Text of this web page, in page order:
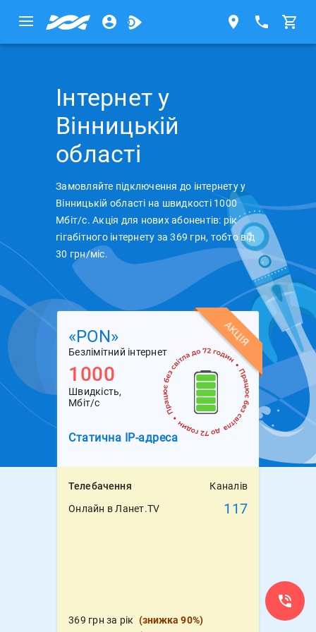
Інтернет у
Вінницькій
області
Замовляйте підключення до інтернету у
Вінницькій області на швидкості 1000
Мбіт/с. Акція для нових абонентів: рік
гігабітного інтернету за 369 грн, тобто від
30 грн/міс.
АКЦІЯ
«PON»
Безлімітний інтернет
1000
Швидкість,
Мбіт/с
Статична IP-адреса
Телебачення
Каналів
Онлайн в Ланет.TV
117
369 грн за рік (знижка 90%)